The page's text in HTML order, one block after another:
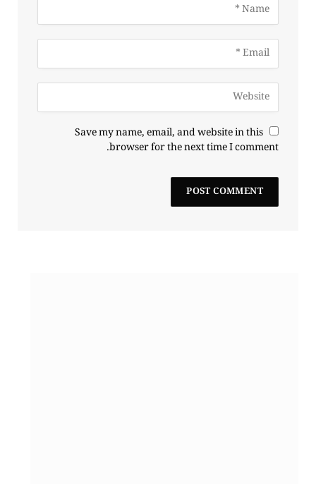
Save my name, email, and website in this
browser for the next time I comment.